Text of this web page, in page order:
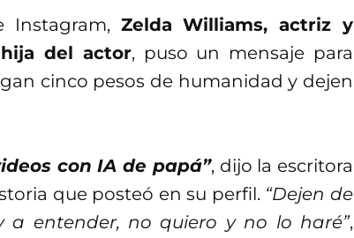
Zelda Williams, actriz y
del actor, puso un mensaje para
cinco pesos de humanidad y dejen
con IA de papá”, dijo la escritora
que posteó en su perfil. “Dejen de
a entender, no quiero y no lo haré”,